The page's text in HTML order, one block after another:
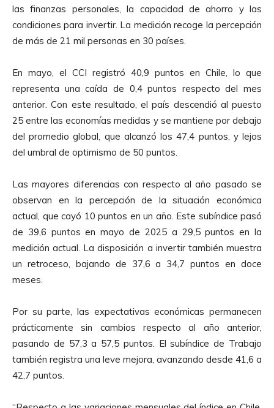
las finanzas personales, la capacidad de ahorro y las
condiciones para invertir. La medición recoge la percepción
de más de 21 mil personas en 30 países.
En mayo, el CCI registró 40,9 puntos en Chile, lo que
representa una caída de 0,4 puntos respecto del mes
anterior. Con este resultado, el país descendió al puesto
25 entre las economías medidas y se mantiene por debajo
del promedio global, que alcanzó los 47,4 puntos, y lejos
del umbral de optimismo de 50 puntos.
Las mayores diferencias con respecto al año pasado se
observan en la percepción de la situación económica
actual, que cayó 10 puntos en un año. Este subíndice pasó
de 39,6 puntos en mayo de 2025 a 29,5 puntos en la
medición actual. La disposición a invertir también muestra
un retroceso, bajando de 37,6 a 34,7 puntos en doce
meses.
Por su parte, las expectativas económicas permanecen
prácticamente sin cambios respecto al año anterior,
pasando de 57,3 a 57,5 puntos. El subíndice de Trabajo
también registra una leve mejora, avanzando desde 41,6 a
42,7 puntos.